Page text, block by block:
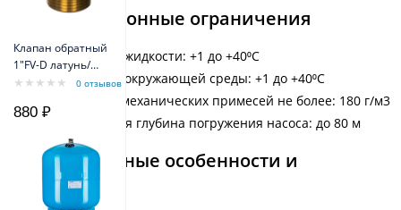
Клапан обратный
1"FV-D латунь/
внеш резьба0 отзывов
880 ₽
Эксплуатационные ограничения
Температура жидкости: +1 до +40⁰С
Температура окружающей среды: +1 до +40⁰С
Содержание механических примесей не более: 180 г/м3
Максимальная глубина погружения насоса: до 80 м
Конструктивные особенности и
материалы